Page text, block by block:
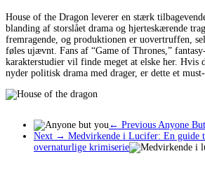
House of the Dragon leverer en stærk
blanding af storslået drama og hjerteskærende
fremragende, og produktionen er uovertruffen,
føles ujævnt. Fans af “Game of Thrones,”
karakterstudier vil finde meget at elske her. Hvis
nyder politisk drama med drager, er dette et must-
← Previous Anyone
Next → Medvirkende i Lucifer: En guide
overnaturlige krimiserie